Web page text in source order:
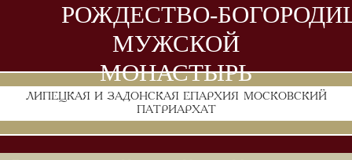
РОЖДЕСТВО-
МУЖСКОЙ
МОНАСТЫРЬ
ЛИПЕЦКАЯ И ЗАДОНСКАЯ ЕПАРХИЯ МОСКОВСКИЙ
ПАТРИАРХАТ